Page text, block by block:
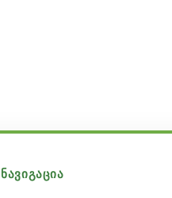
ᲜᲐᲕᲘᲒᲐᲪᲘᲐ